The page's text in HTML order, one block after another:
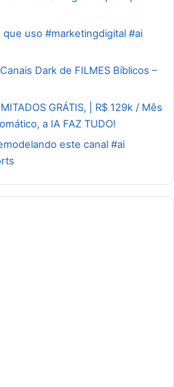
uso #marketingdigital #ai
Dark de FILMES Bíblicos –
GRÁTIS, | R$ 129k / Mês
a IA FAZ TUDO!
este canal #ai